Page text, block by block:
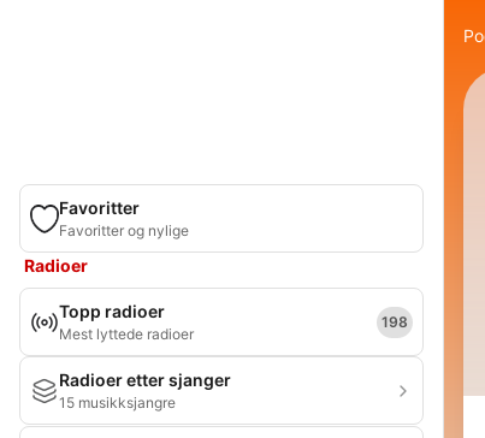
Favoritter
Favoritter og nylige
Radioer
Topp radioer
Mest lyttede radioer
198
Radioer etter sjanger
15 musikksjangre